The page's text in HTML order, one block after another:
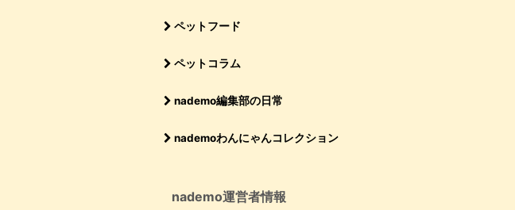
ペットフード
ペットコラム
nademo編集部の日常
nademoわんにゃんコレクション
nademo運営者情報